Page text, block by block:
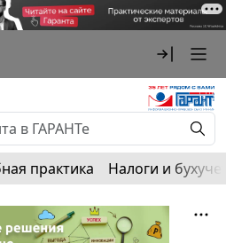
практика Налоги и